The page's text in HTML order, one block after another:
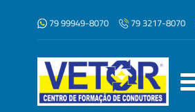
79 99949-8070 79 3217-8070